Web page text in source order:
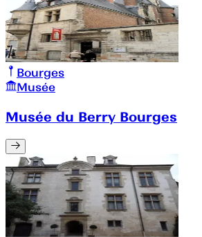
Bourges
Musée
Musée du Berry Bourges